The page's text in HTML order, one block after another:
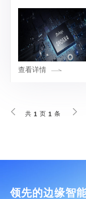
式处理器，核心差异
性能、功能和应用场
以下是基于技术参数
表现的详细对比分析
核心
查看详情
共 1 页 1 条
领先的边缘智